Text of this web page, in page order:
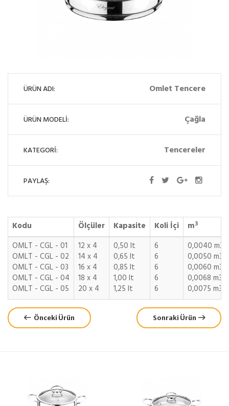
ÜRÜN ADI: Omlet Tencere
ÜRÜN MODELİ: Çağla
KATEGORİ: Tencereler
PAYLAŞ:
Kodu Ölçüler Kapasite Koli İçi m3
OMLT - CGL - 01
OMLT - CGL - 02
OMLT - CGL - 03
OMLT - CGL - 04
OMLT - CGL - 05
12 x 4
14 x 4
16 x 4
18 x 4
20 x 4
0,50 lt
0,65 lt
0,85 lt
1,00 lt
1,25 lt
6
6
6
6
6
0,0040 m3
0,0050 m3
0,0060 m3
0,0068 m3
0,0075 m3
Önceki Ürün Sonraki Ürün